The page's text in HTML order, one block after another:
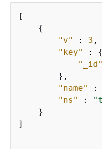
[
{
"v"
: 3 ,
"key"
: {
"_id"
        },
"name"
:
"ns"
:
    }
]